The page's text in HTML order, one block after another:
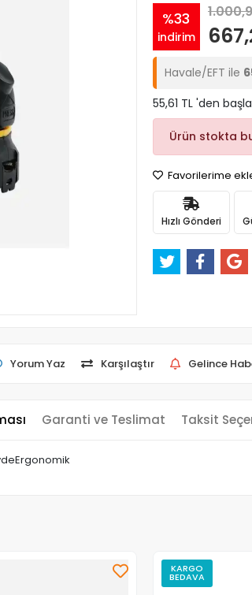
%33
indirim
Havale/EFT ile
55,61 TL 'den
Ürün stokta
Favorilerime
Hızlı Gönderi
Yorum Yaz Karşılaştır Gelince
Garanti ve Teslimat Taksit
KARGO
BEDAVA